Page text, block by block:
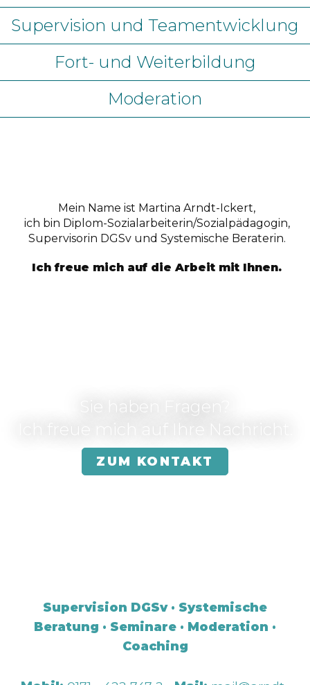
Supervision und Teamentwicklung
Fort- und Weiterbildung
Moderation
Mein Name ist Martina Arndt-Ickert,
ich bin Diplom-Sozialarbeiterin/Sozialpädagogin,
Supervisorin DGSv und Systemische Beraterin.
Ich freue mich auf die Arbeit mit Ihnen.
Sie haben Fragen?
Ich freue mich auf Ihre Nachricht.
ZUM KONTAKT
Supervision DGSv · Systemische
Beratung · Seminare · Moderation ·
Coaching